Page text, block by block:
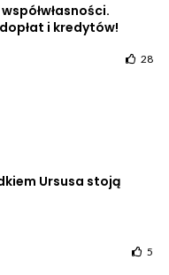
i kredytów!
28
Ursusa stoją
5